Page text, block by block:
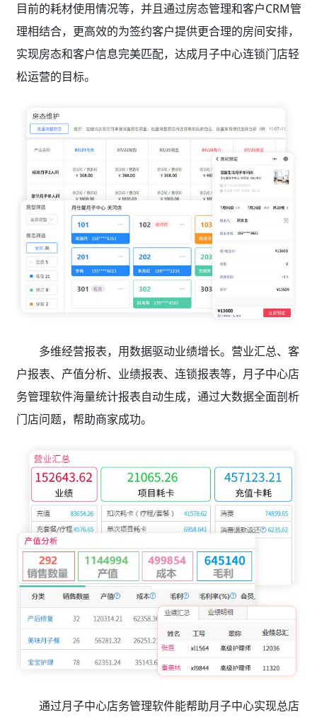
目前的耗材使用情况等，并且通过房态管理和客户CRM管
理相结合，更高效的为签约客户提供更合理的房间安排，
实现房态和客户信息完美匹配，达成月子中心连锁门店轻
松运营的目标。
多维经营报表，用数据驱动业绩增长。营业汇总、客
户报表、产值分析、业绩报表、连锁报表等，月子中心店
务管理软件海量统计报表自动生成，通过大数据全面剖析
门店问题，帮助商家成功。
通过月子中心店务管理软件能帮助月子中心实现总店